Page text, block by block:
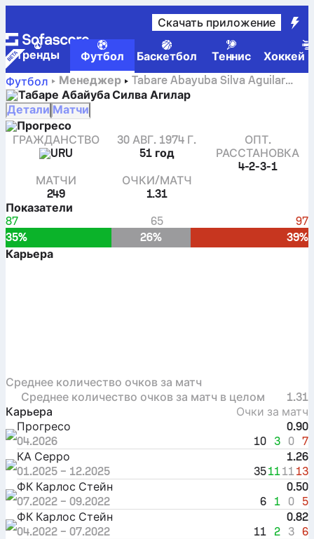
Скачать приложение
Tренды Футбол Баскетбол Теннис
Хоккей
Футбол
Менеджер
Tabare Abayuba Silva Aguilar
профиль, статистика и история карьеры
Табаре Абайуба Силва Агилар
Детали Матчи
Прогресо
ГРАЖДАНСТВО
URU
30 АВГ. 1974 Г.
51 год
ОПТ.
РАССТАНОВКА
4-2-3-1
МАТЧИ
249
ОЧКИ/МАТЧ
1.31
Показатели
87
65
97
35%
26%
39%
Карьера
Среднее количество очков за матч
Среднее количество очков за матч в целом
1.31
Карьера
Очки за матч
Прогресо
0.90
04.2026
10 3 0 7
КА Серро
1.26
01.2025– 12.2025 351111 13
ФК Карлос Стейн
0.50
07.2022– 09.2022 6 1 0
5
ФК Карлос Стейн
0.82
04.2022– 07.2022 11 2 3 6